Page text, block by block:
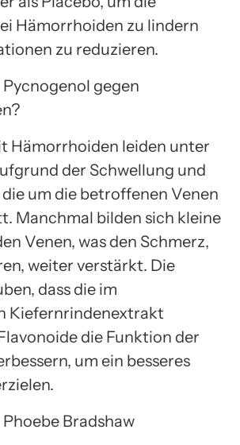
Hämorrhoiden zu lindern
zu reduzieren.
gegen
Hämorrhoiden leiden unter
der Schwellung und
um die betroffenen Venen
Manchmal bilden sich kleine
Venen, was den Schmerz,
weiter verstärkt. Die
dass die im
Kiefernrindenextrakt
die Funktion der
um ein besseres
Bradshaw